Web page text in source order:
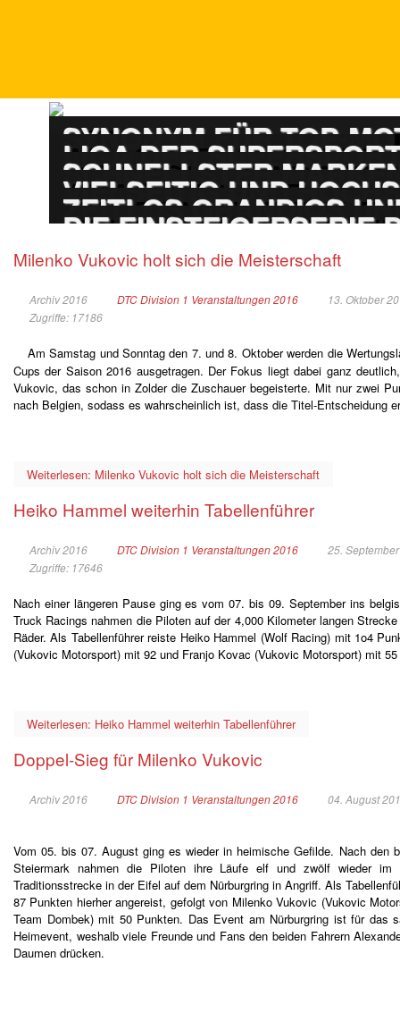
DTM
SYNONYM FÜR TOP-
ADAC GT MASTERS
LIGA DER
PORSCHE
SCHNELLSTER
ADAC GT4
VIELSEITIG UND
TOURENWAGEN
ZEITLOS GRANDIOS
TOURENWAGEN
DIE EINSTEIGERSERIE
Milenko Vukovic holt sich die Meisterschaft
Archiv 2016 DTC Division 1 Veranstaltungen 2016
13. Oktober
Zugriffe: 17186
Am Samstag und Sonntag den 7. und 8. Oktober werden die
Cups der Saison 2016 ausgetragen. Der Fokus liegt dabei ganz
Vukovic, das schon in Zolder die Zuschauer begeisterte. Mit nur zwei
nach Belgien, sodass es wahrscheinlich ist, dass die Titel-Entscheidung
Weiterlesen: Milenko Vukovic holt sich die Meisterschaft
Heiko Hammel weiterhin Tabellenführer
Archiv 2016 DTC Division 1 Veranstaltungen 2016
25.
Zugriffe: 17646
Nach einer längeren Pause ging es vom 07. bis 09. September ins
Truck Racings nahmen die Piloten auf der 4,000 Kilometer langen
Räder. Als Tabellenführer reiste Heiko Hammel (Wolf Racing) mit 1o4
(Vukovic Motorsport) mit 92 und Franjo Kovac (Vukovic Motorsport) mit
Weiterlesen: Heiko Hammel weiterhin Tabellenführer
Doppel-Sieg für Milenko Vukovic
Archiv 2016 DTC Division 1 Veranstaltungen 2016 04. August
Vom 05. bis 07. August ging es wieder in heimische Gefilde. Nach den
Steiermark nahmen die Piloten ihre Läufe elf und zwölf wieder
Traditionsstrecke in der Eifel auf dem Nürburgring in Angriff. Als
87 Punkten hierher angereist, gefolgt von Milenko Vukovic (Vukovic
Team Dombek) mit 50 Punkten. Das Event am Nürburgring ist für das
Heimevent, weshalb viele Freunde und Fans den beiden Fahrern
Daumen drücken.